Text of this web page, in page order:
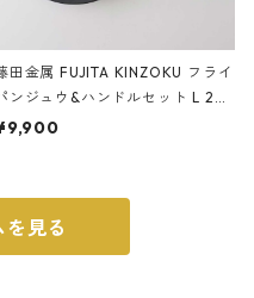
田金属 FUJITA KINZOKU フライ
ンジュウ&ハンドルセット L 24c
ガス火・IH対応 鉄フライパン
見る